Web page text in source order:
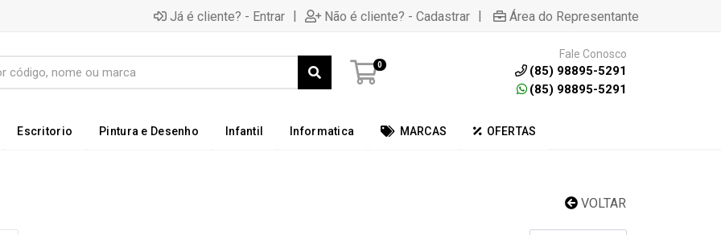
Já é cliente? - Entrar | Não é cliente? - Cadastrar | Área do Representante
0
Fale Conosco
(85) 98895-5291
(85) 98895-5291
Escritorio Pintura e Desenho Infantil Informatica MARCAS OFERTAS
VOLTAR